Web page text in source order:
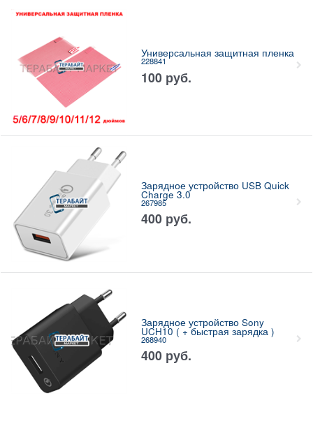
Универсальная защитная пленка
228841
100 руб.
Зарядное устройство USB Quick
Charge 3.0
267985
400 руб.
Зарядное устройство Sony
UCH10 ( + быстрая зарядка )
268940
400 руб.